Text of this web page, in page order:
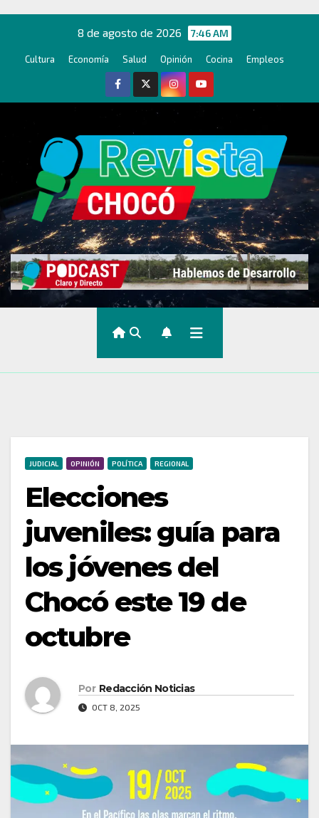
contenido
8 de agosto de 2026 7:46 AM
Cultura Economía Salud Opinión Cocina Empleos
JUDICIAL OPINIÓN POLÍTICA REGIONAL
Elecciones
juveniles: guía para
los jóvenes del
Chocó este 19 de
octubre
Por Redacción Noticias
OCT 8, 2025